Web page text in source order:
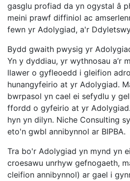
gasglu profiad da yn ogystal â
meini prawf diffiniol ac
fewn yr Adolygiad, a'r
Bydd gwaith pwysig yr
Yn y dyddiau, yr wythnosau a’r
llawer o gyfleoedd i gleifion
hunangyfeirio at yr Adolygiad.
bwrpasol yn cael ei sefydlu y
ffordd o gyfeirio at yr
hyn yn dilyn. Niche Consulting
eto'n gwbl annibynnol ar BIPBA.
Tra bo'r Adolygiad yn mynd yn
croesawu unrhyw gefnogaeth,
cleifion annibynnol) ar gael i